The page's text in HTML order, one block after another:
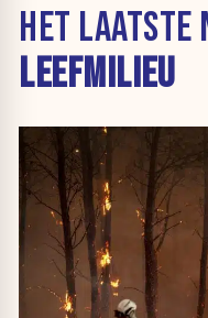
HET LAATSTE
LEEFMILIEU